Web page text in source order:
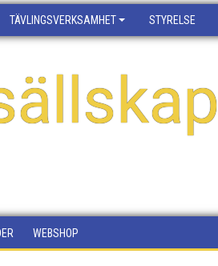
TÄVLINGSVERKSAMHET STYRELSE
WEBSHOP